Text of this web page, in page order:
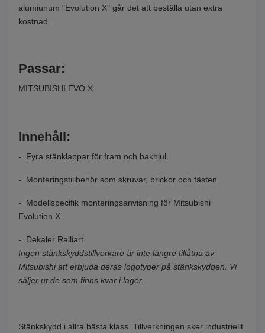
alumiunum "Evolution X" går det att beställa utan extra
kostnad.
Passar:
MITSUBISHI EVO X
Innehåll:
- Fyra stänklappar för fram och bakhjul.
- Monteringstillbehör som skruvar, brickor och fästen.
- Modellspecifik monteringsanvisning för Mitsubishi
Evolution X.
- Dekaler Ralliart.
Ingen stänkskyddstillverkare är inte längre tillåtna av
Mitsubishi att erbjuda deras logotyper på stänkskydden. Vi
säljer ut de som finns kvar i lager.
Stänkskydd i allra bästa klass. Tillverkningen sker industriellt